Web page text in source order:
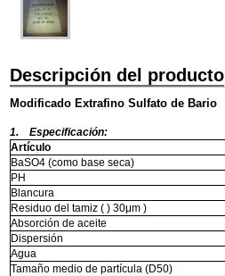
Descripción del producto
Modificado Extrafino Sulfato de Bario
1. Especificación:
Artículo
BaSO4 (como base seca)
PH
Blancura
Residuo del tamiz () 30μm )
Absorción de aceite
Dispersión
Agua
Tamaño medio de partícula (D50)